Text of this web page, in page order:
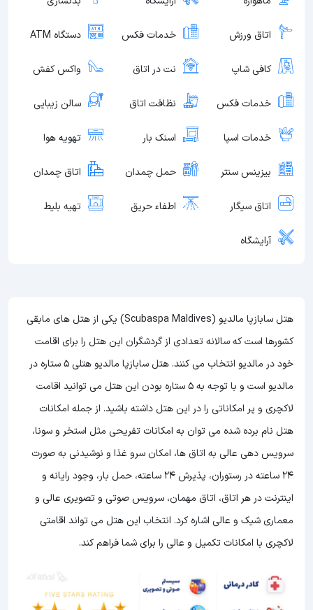
اتاق ورزش خدمات فکس دستگاه ATM
کافی شاپ نت در اتاق واکس کفش
خدمات فکس نظافت اتاق سالن زیبایی
خدمات اسپا اسنک بار تهویه هوا
بیزینس سنتر حمل چمدان اتاق چمدان
اتاق سیگار اطفاء حریق تهیه بلیط
آرایشگاه
هتل سابازپا مالدیو (Scubaspa Maldives) یکی از هتل های مابقی
کشورها است که سالانه تعدادی از گردشگران این هتل را برای اقامت
خود در مالدیو انتخاب می کنند. هتل سابازپا مالدیو هتلی 5 ستاره در
مالدیو است و با توجه به 5 ستاره بودن این هتل می توانید اقامت
لاکچری و پر امکاناتی را در این هتل داشته باشید. از جمله امکانات
هتل نام برده شده می توان به امکانات تفریحی مثل استخر و سونا،
سرویس دهی عالی به اتاق ها، امکان سرو غذا و نوشیدنی به صورت
24 ساعته در رستوران، پذیرش 24 ساعته، حمل بار، وجود رایانه و
اینترنت در هر اتاق، اتاق مهمان، سرویس صوتی و تصویری عالی و
معماری شیک و عالی اشاره کرد. انتخاب این هتل می تواند اقامتی
لاکچری با امکانات تکمیل و عالی را برای شما فراهم کند.